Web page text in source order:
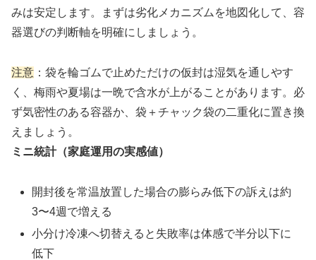
みは安定します。まずは劣化メカニズムを地図化して、容
器選びの判断軸を明確にしましょう。
注意 ：袋を輪ゴムで止めただけの仮封は湿気を通しやす
く、梅雨や夏場は一晩で含水が上がることがあります。必
ず気密性のある容器か、袋＋チャック袋の二重化に置き換
えましょう。
ミニ統計（家庭運用の実感値）
開封後を常温放置した場合の膨らみ低下の訴えは約
3〜4週で増える
小分け冷凍へ切替えると失敗率は体感で半分以下に
低下